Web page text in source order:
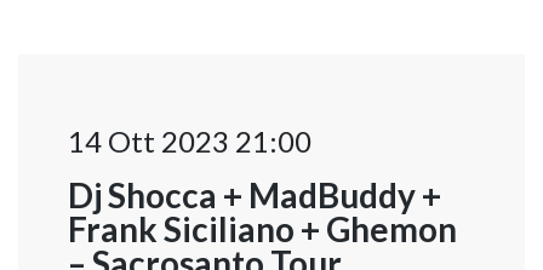
14 Ott 2023 21:00
Dj Shocca + MadBuddy +
Frank Siciliano + Ghemon